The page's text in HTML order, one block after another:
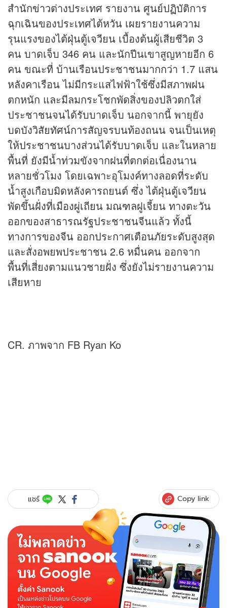
สำนักข่าวต่างประเทศ รายงาน ศูนย์ปฏิบัติการ
ฉุกเฉินของประเทศไต้หวัน เผยรายงานความ
รุนแรงของไต้ฝุ่นตู้เจวียน เบื้องต้นผู้เสียชีวิต 3
คน บาดเจ็บ 346 คน และนักปีนเขาสูญหายอีก 6
คน ขณะที่ บ้านเรือนประชาชนมากกว่า 1.7 แสน
หลังคาเรือน ไม่มีกระแสไฟฟ้าใช้ซึ่งมีสภาพฝน
ตกหนัก และมีลมกระโชกพัดสิ่งของปลิวตกใส่
ประชาชนจนได้รับบาดเจ็บ นอกจากนี้ พายุยัง
บดบังวิสัยทัศน์การสัญจรบนท้องถนน จนเป็นเหตุ
ให้ประชาชนบางส่วนได้รับบาดเจ็บ และในหลาย
พื้นที่ ยังมีน้ำท่วมขังจากฝนที่ตกต่อเนื่องนาน
หลายชั่วโมง โดยเฉพาะอุโมงค์ทางลอดที่ระดับ
น้ำสูงเกือบมิดหลังคารถยนต์ ซึ่ง ไต้ฝุ่นตู้เจวียน
พัดขึ้นฝั่งที่เมืองผู่เถียน มณฑลฝูเจี้ยน ทางตะวัน
ออกของสาธารณรัฐประชาชนจีนแล้ว ทั้งนี้
ทางการของจีน ออกประกาศเตือนภัยระดับสูงสุด
และสั่งอพยพประชาชน 2.6 หมื่นคน ออกจาก
พื้นที่เสี่ยงตามแนวชายฝั่ง ซึ่งยังไม่รายงานความ
เสียหาย
CR. ภาพจาก FB Ryan Ko
แชร์ Copy link